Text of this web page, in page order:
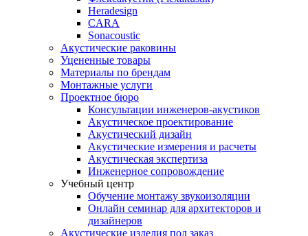
Heradesign
CARA
Sonacoustic
Акустические раковины
Уцененные товары
Материалы по брендам
Монтажные услуги
Проектное бюро
Консультации инженеров-акустиков
Акустическое проектирование
Акустический дизайн
Акустические измерения и расчеты
Акустическая экспертиза
Инженерное сопровождение
Учебный центр
Обучение монтажу звукоизоляции
Онлайн семинар для архитекторов и
дизайнеров
Акустические изделия под заказ